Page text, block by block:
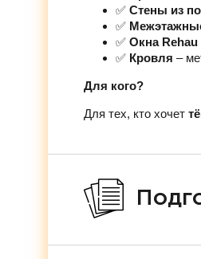
✅ Стены из
✅
✅ Окна
✅ Кровля –
Для кого?
Для тех, кто хочет